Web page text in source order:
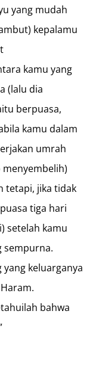
yang mudah
kepalamu
kamu yang
(lalu dia
berpuasa,
kamu dalam
umrah
menyembelih)
tetapi, jika tidak
tiga hari
setelah kamu
sempurna.
keluarganya
bahwa